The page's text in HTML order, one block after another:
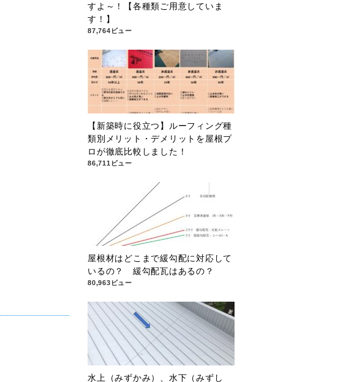
すよ～！【各種類ご用意していま
す！】
87,764ビュー
【新築時に役立つ】ルーフィング種
類別メリット・デメリットを屋根プ
ロが徹底比較しました！
86,711ビュー
屋根材はどこまで緩勾配に対応して
いるの？ 緩勾配瓦はあるの？
80,963ビュー
水上（みずかみ）、水下（みずし